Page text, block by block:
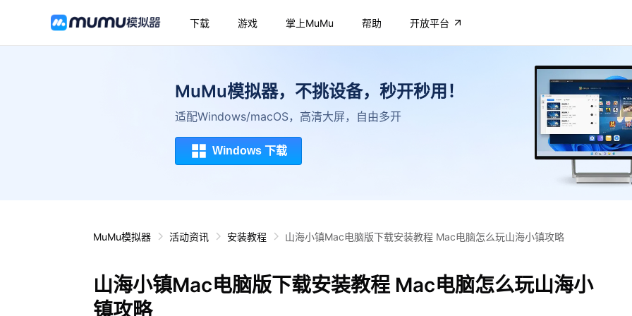
下载 游戏 掌上MuMu 帮助 开放平台
MuMu模拟器，不挑设备，秒开秒用！
适配Windows/macOS，高清大屏，自由多开
Windows 下载
MuMu模拟器 活动资讯 安装教程 山海小镇Mac电脑版下载安装教程 Mac电脑怎么玩山海小镇攻略
山海小镇Mac电脑版下载安装教程 Mac电脑怎么玩山海小
镇攻略